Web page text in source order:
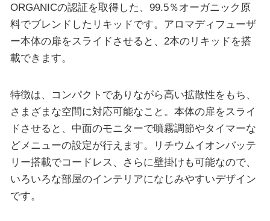
ORGANICの認証を取得した、99.5％オーガニック原
料でブレンドしたリキッドです。アロマディフューザ
ー本体の扉をスライドさせると、2本のリキッドを搭
載できます。
特徴は、コンパクトでありながら高い拡散性をもち、
さまざまな空間に対応可能なこと。本体の扉をスライ
ドさせると、中面のモニターで噴霧調節やタイマーな
どメニューの設定が行えます。リチウムイオンバッテ
リー搭載でコードレス、さらに壁掛けも可能なので、
いろいろな部屋のインテリアになじみやすいデザイン
です。